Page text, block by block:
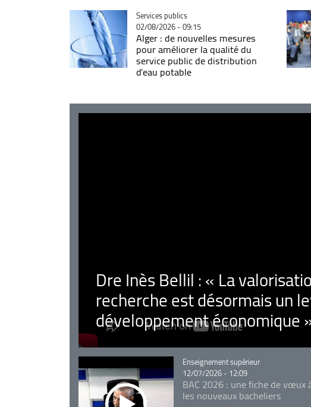
Catégorie
Services publics
02/08/2026 - 09:15
Alger : de nouvelles mesures
pour améliorer la qualité du
service public de distribution
d'eau potable
Dre Inès Bellil : « La
recherche est désormais un
développement économique
Catégorie
Enseignement supérieur
12/07/2026 - 12:09
BAC 2026 : une fiche de vœux
les nouveaux bacheliers